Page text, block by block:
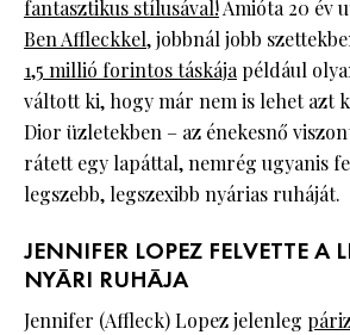
fantasztikus stílusával!Amióta 20 év
Ben Affleckkel,jobbnál jobb
1,5 millió forintos táskájapéldául
váltott ki, hogy már nem is lehet azt
Dior üzletekben – az énekesnő
rátett egy lapáttal, nemrég ugyanis
legszebb, legszexibb nyárias ruháját.
JENNIFER LOPEZ FELVETTE A
NYÁRI RUHÁJA
Jennifer (Affleck) Lopez jelenleg